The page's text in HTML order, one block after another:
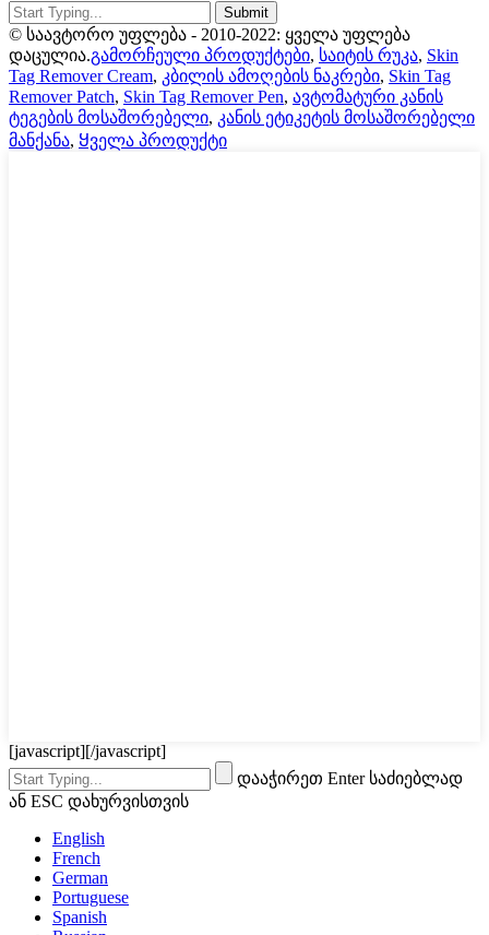
© საავტორო უფლება - 2010-2022: ყველა უფლება
დაცულია.გამორჩეული პროდუქტები, საიტის რუკა, Skin
Tag Remover Cream, კბილის ამოღების ნაკრები, Skin Tag
Remover Patch, Skin Tag Remover Pen, ავტომატური კანის
ტეგების მოსაშორებელი, კანის ეტიკეტის მოსაშორებელი
მანქანა, Ყველა პროდუქტი
[javascript][/javascript]
დააჭირეთ Enter საძიებლად
ან ESC დახურვისთვის
English
French
German
Portuguese
Spanish